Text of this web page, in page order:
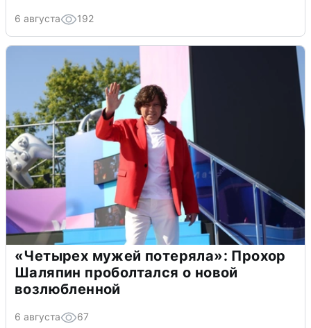
6 августа 192
«Четырех мужей потеряла»: Прохор
Шаляпин проболтался о новой
возлюбленной
6 августа 67